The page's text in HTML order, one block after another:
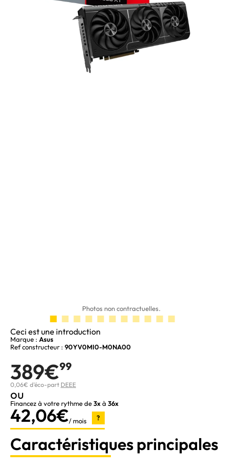
Photos non contractuelles.
Ceci est une introduction
Marque : Asus
Ref constructeur : 90YV0MI0-M0NA00
389€99
0,06€ d'éco-part DEEE
ou
Financez à votre rythme de3xà 36x
42,06€/ mois ?
Caractéristiques principales